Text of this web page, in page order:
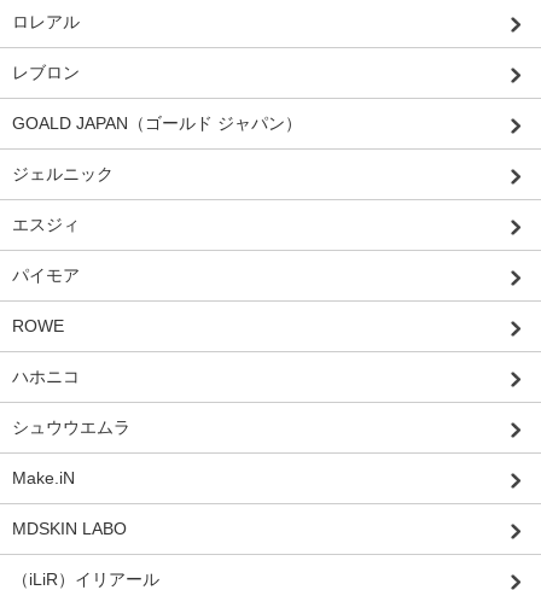
ロレアル
レブロン
GOALD JAPAN（ゴールド ジャパン）
ジェルニック
エスジィ
パイモア
ROWE
ハホニコ
シュウウエムラ
Make.iN
MDSKIN LABO
（iLiR）イリアール